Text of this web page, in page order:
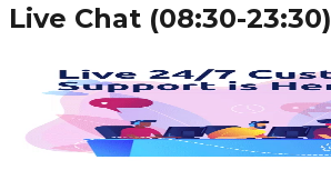
Live Chat (08:30-23:30)